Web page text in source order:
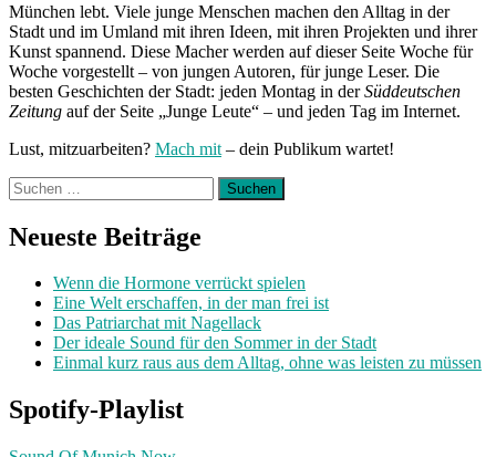
München lebt. Viele junge Menschen machen den Alltag in der
Stadt und im Umland mit ihren Ideen, mit ihren Projekten und ihrer
Kunst spannend. Diese Macher werden auf dieser Seite Woche für
Woche vorgestellt – von jungen Autoren, für junge Leser. Die
besten Geschichten der Stadt: jeden Montag in derSüddeutschen
Zeitung auf der Seite „Junge Leute“ – und jeden Tag im Internet.
Lust, mitzuarbeiten? Mach mit – dein Publikum wartet!
Suchen
nach:
Neueste Beiträge
Wenn die Hormone verrückt spielen
Eine Welt erschaffen, in der man frei ist
Das Patriarchat mit Nagellack
Der ideale Sound für den Sommer in der Stadt
Einmal kurz raus aus dem Alltag, ohne was leisten zu müssen
Spotify-Playlist